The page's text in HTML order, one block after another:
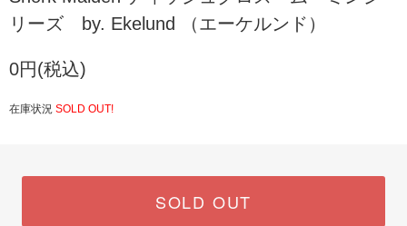
リーズ by. Ekelund （エーケルンド）
0円(税込)
在庫状況 SOLD OUT!
SOLD OUT